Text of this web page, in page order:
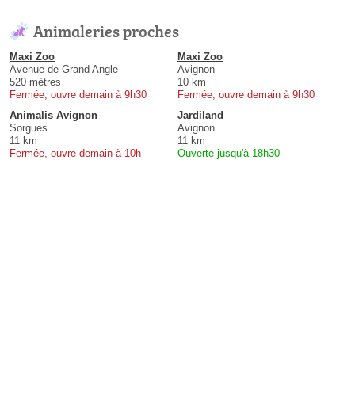
Animaleries proches
Maxi Zoo
Avenue de Grand Angle
520 mètres
Fermée, ouvre demain à 9h30
Maxi Zoo
Avignon
10 km
Fermée, ouvre demain à 9h30
Animalis Avignon
Sorgues
11 km
Fermée, ouvre demain à 10h
Jardiland
Avignon
11 km
Ouverte jusqu'à 18h30